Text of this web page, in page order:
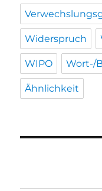
Widerspruch
WIPO Wort-/
Ähnlichkeit